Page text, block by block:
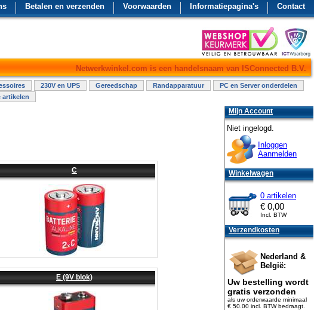
Contact
Informatiepagina's
Voorwaarden
Betalen en verzenden
Netwerkwinkel.com is een handelsnaam van ISConnected B.V.
230V en UPS Gereedschap Randapparatuur
PC en Server onderdelen
artikelen
C
E (9V blok)
Mijn Account
Niet ingelogd.
Inloggen
Aanmelden
Winkelwagen
0 artikelen
€ 0,00
Incl. BTW
Verzendkosten
Nederland &
België:
Uw bestelling wordt
gratis verzonden
als uw orderwaarde minimaal
€ 50.00 incl. BTWbedraagt.